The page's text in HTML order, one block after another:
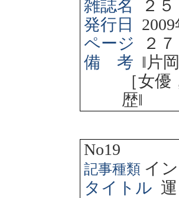
雑誌名
２
発行日
2009
ページ
２
備 考 ‖ 片
［女
歴‖
No19
記事種類 イ
タイトル